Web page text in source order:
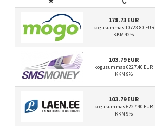
178.73 EUR
kogusummas 10723.80 EUR
KKM 42%
103.79 EUR
kogusummas 6227.40 EUR
KKM 9%
103.79 EUR
kogusummas 6227.40 EUR
KKM 9%